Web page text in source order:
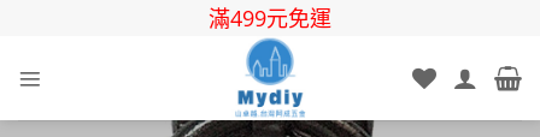
滿499元免運